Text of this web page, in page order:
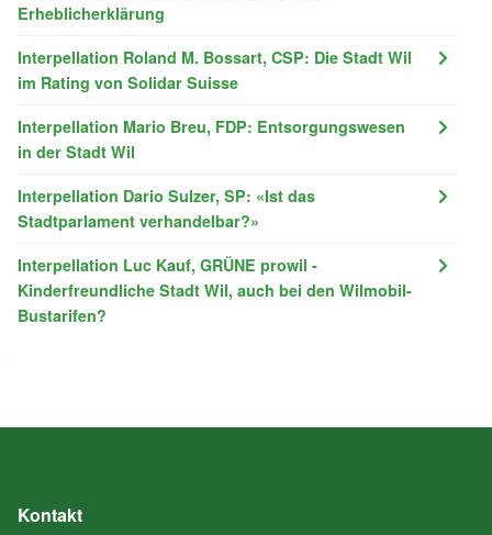
Erheblicherklärung
Interpellation Roland M. Bossart, CSP: Die Stadt Wil
im Rating von Solidar Suisse
Interpellation Mario Breu, FDP: Entsorgungswesen
in der Stadt Wil
Interpellation Dario Sulzer, SP: «Ist das
Stadtparlament verhandelbar?»
Interpellation Luc Kauf, GRÜNE prowil -
Kinderfreundliche Stadt Wil, auch bei den Wilmobil-
Bustarifen?
Kontakt